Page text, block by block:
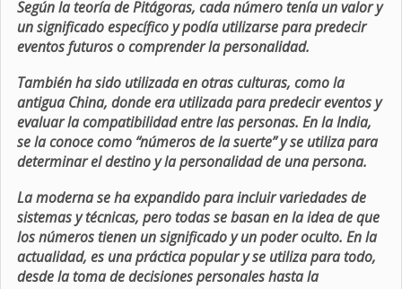
Según la teoría de Pitágoras, cada número tenía un valor y
un significado específico y podía utilizarse para predecir
eventos futuros o comprender la personalidad.
También ha sido utilizada en otras culturas, como la
antigua China, donde era utilizada para predecir eventos y
evaluar la compatibilidad entre las personas. En la India,
se la conoce como “números de la suerte” y se utiliza para
determinar el destino y la personalidad de una persona.
La moderna se ha expandido para incluir variedades de
sistemas y técnicas, pero todas se basan en la idea de que
los números tienen un significado y un poder oculto. En la
actualidad, es una práctica popular y se utiliza para todo,
desde la toma de decisiones personales hasta la